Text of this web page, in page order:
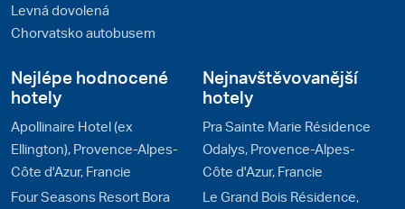
Levná dovolená
Chorvatsko autobusem
Nejlépe hodnocené
hotely
Apollinaire Hotel (ex
Ellington), Provence-Alpes-
Côte d'Azur, Francie
Four Seasons Resort Bora
Nejnavštěvovanější
hotely
Pra Sainte Marie Résidence
Odalys, Provence-Alpes-
Côte d'Azur, Francie
Le Grand Bois Résidence,